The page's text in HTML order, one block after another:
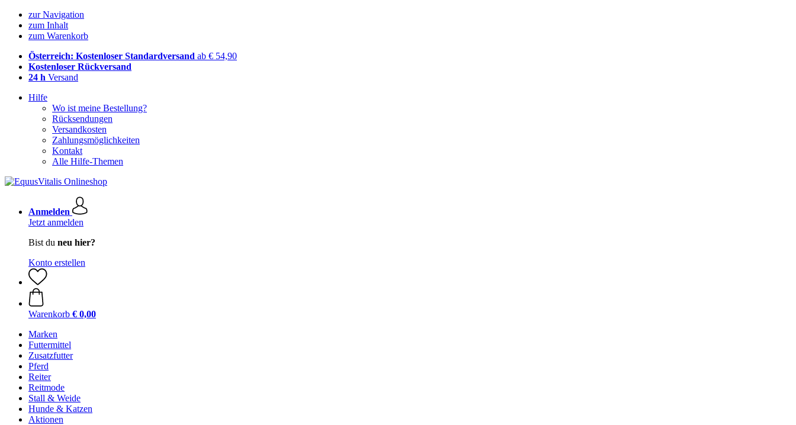
zur Navigation
zum Inhalt
zum Warenkorb
Österreich: Kostenloser Standardversand ab € 54,90
Kostenloser Rückversand
24 h Versand
Hilfe
Wo ist meine Bestellung?
Rücksendungen
Versandkosten
Zahlungsmöglichkeiten
Kontakt
Alle Hilfe-Themen
Anmelden
Jetzt anmelden
Bist du neu hier?
Konto erstellen
Warenkorb € 0,00
Marken
Futtermittel
Zusatzfutter
Pferd
Reiter
Reitmode
Stall & Weide
Hunde & Katzen
Aktionen